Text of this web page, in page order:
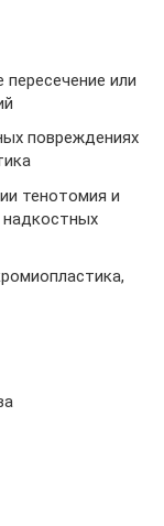
или
повреждениях
тенотомия и